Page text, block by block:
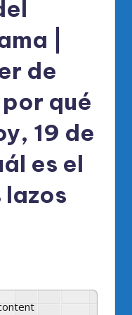
|
de
qué
19 de
es el
lazos